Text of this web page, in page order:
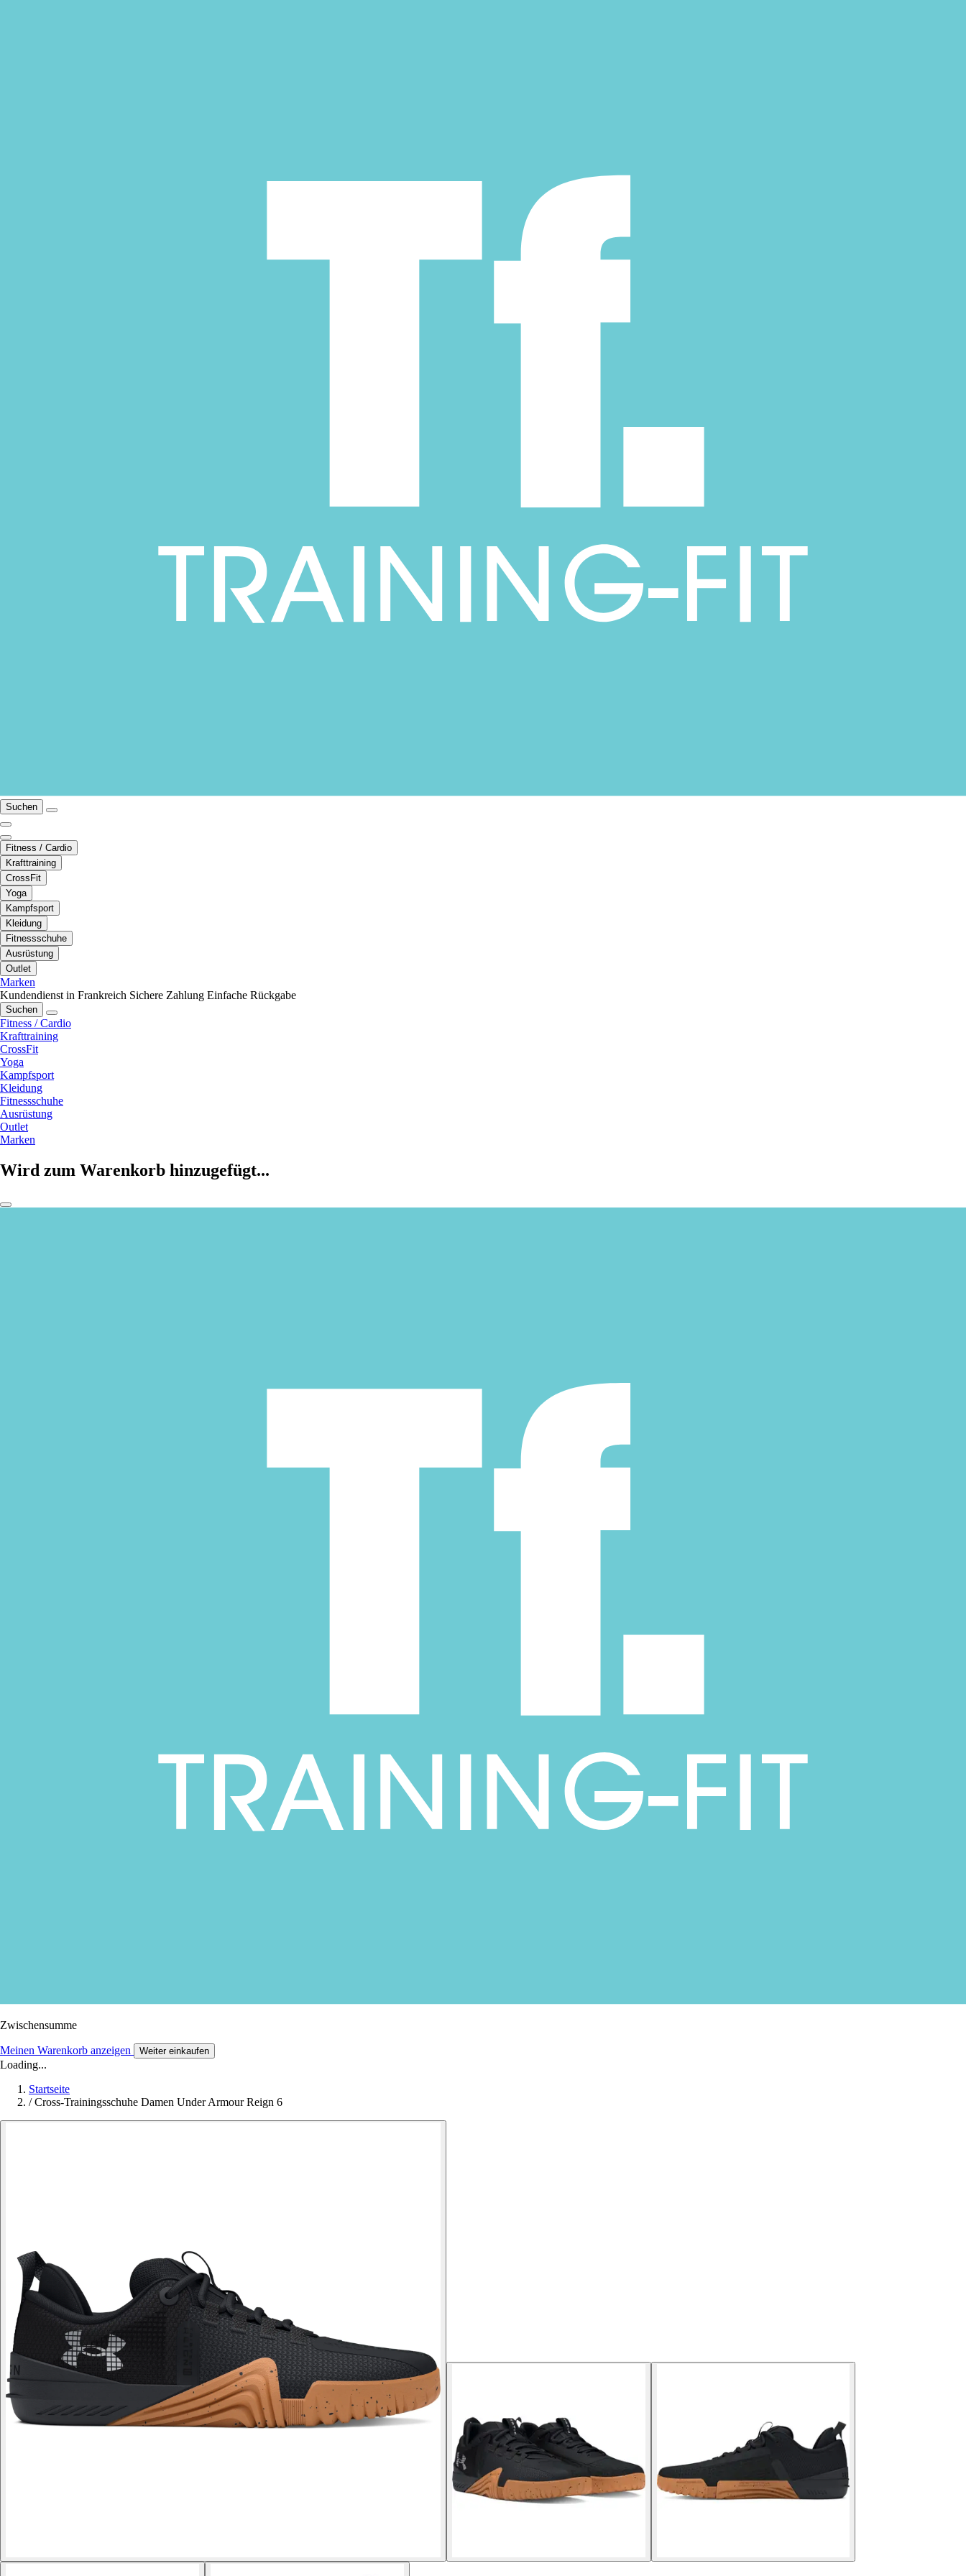
Suchen
Fitness / Cardio
Krafttraining
CrossFit
Yoga
Kampfsport
Kleidung
Fitnessschuhe
Ausrüstung
Outlet
Marken
Kundendienst in Frankreich Sichere Zahlung Einfache Rückgabe
Suchen
Fitness / Cardio
Krafttraining
CrossFit
Yoga
Kampfsport
Kleidung
Fitnessschuhe
Ausrüstung
Outlet
Marken
Wird zum Warenkorb hinzugefügt...
Zwischensumme
Meinen Warenkorb anzeigen Weiter einkaufen
Loading...
Startseite
/ Cross-Trainingsschuhe Damen Under Armour Reign 6